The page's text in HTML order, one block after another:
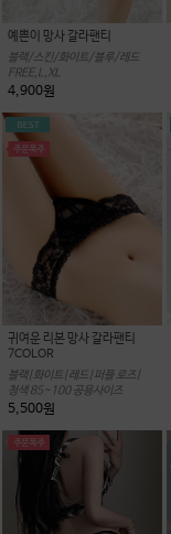
예쁜이 망사 갈라팬티
블랙/스킨/화이트/블루/레드
FREE,L,XL
4,900원
귀여운 리본 망사 갈라팬티
7COLOR
블랙|화이트|레드|퍼플 로즈|
청색 85~100 공용사이즈
5,500원